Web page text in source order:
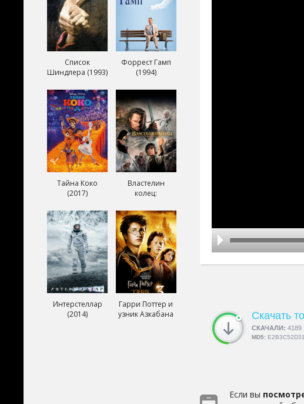
Скачать
СКАЧАЛИ: 4189
MD5:
Если вы
Список
Шиндлера (1993)
Форрест Гамп
(1994)
Тайна Коко
(2017)
Властелин
колец:
короля (2003)
Интерстеллар
(2014)
Гарри Поттер и
узник Азкабана